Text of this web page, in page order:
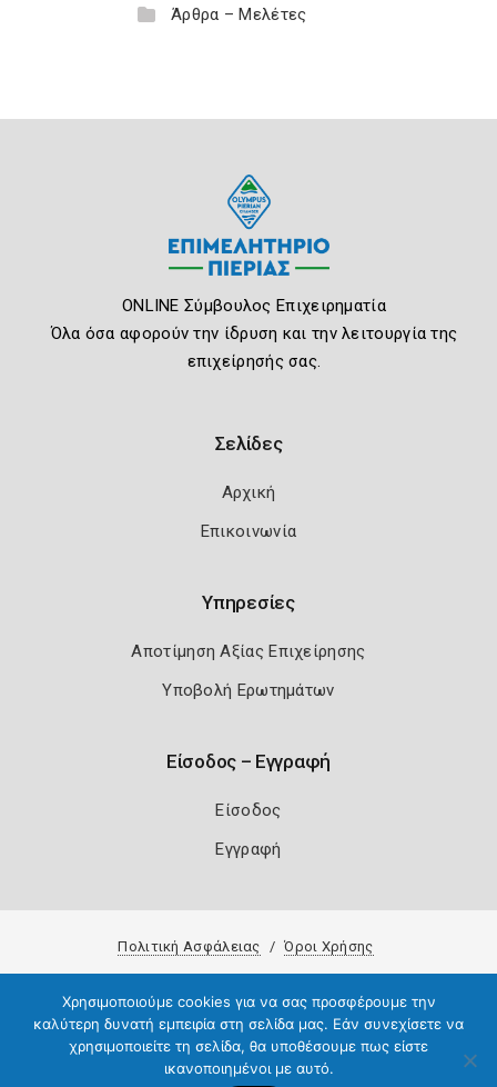
Άρθρα – Μελέτες
ONLINE Σύμβουλος Επιχειρηματία
Όλα όσα αφορούν την ίδρυση και την λειτουργία της
επιχείρησής σας.
Σελίδες
Αρχική
Επικοινωνία
Υπηρεσίες
Αποτίμηση Αξίας Επιχείρησης
Υποβολή Ερωτημάτων
Είσοδος – Εγγραφή
Είσοδος
Εγγραφή
Πολιτική Ασφάλειας Όροι Χρήσης
Χρησιμοποιούμε cookies για να σας προσφέρουμε την
καλύτερη δυνατή εμπειρία στη σελίδα μας. Εάν συνεχίσετε να
χρησιμοποιείτε τη σελίδα, θα υποθέσουμε πως είστε
ικανοποιημένοι με αυτό.